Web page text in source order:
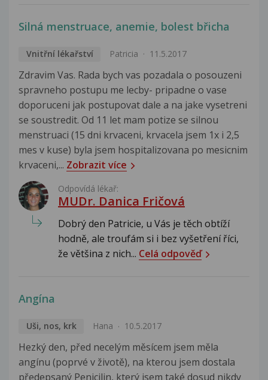
Silná menstruace, anemie, bolest břicha
Vnitřní lékařství Patricia 11.5.2017
Zdravim Vas. Rada bych vas pozadala o posouzeni
spravneho postupu me lecby- pripadne o vase
doporuceni jak postupovat dale a na jake vysetreni
se soustredit. Od 11 let mam potize se silnou
menstruaci (15 dni krvaceni, krvacela jsem 1x i 2,5
mes v kuse) byla jsem hospitalizovana po mesicnim
krvaceni,... Zobrazit více
Odpovídá lékař:
MUDr. Danica Fričová
Dobrý den Patricie, u Vás je těch obtíží
hodně, ale troufám si i bez vyšetření říci,
že většina z nich... Celá odpověď
Angína
Uši, nos, krk Hana 10.5.2017
Hezký den, před necelým měsícem jsem měla
angínu (poprvé v životě), na kterou jsem dostala
předepsaný Penicilin, který jsem také dosud nikdy